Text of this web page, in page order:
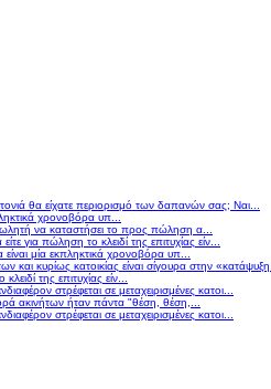
θα είχατε περιορισμό των δαπανών σας; Ναι...
χρονοβόρα υπ...
να καταστήσει το προς πώληση α...
για πώληση το κλειδί της επιτυχίας είν...
μία εκπληκτικά χρονοβόρα υπ...
και κυρίως κατοικίας είναι σίγουρα στην
της επιτυχίας είν...
στρέφεται σε μεταχειρισμένες κατοι...
ακινήτων ήταν πάντα "θέση, θέση,...
στρέφεται σε μεταχειρισμένες κατοι...